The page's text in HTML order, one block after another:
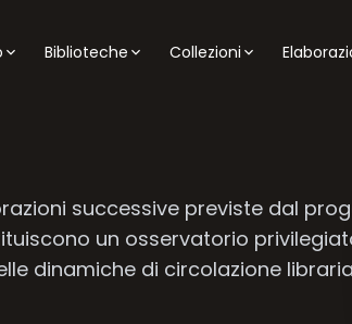
Biblioteche Collezioni
successive previste dal
un osservatorio
dinamiche di circolazione